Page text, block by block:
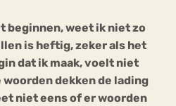
beginnen, weet ik niet zo
is heftig, zeker als het
dat ik maak, voelt niet
dekken de lading
niet eens of er woorden
Chat
Forum
Anorexia Nervosa